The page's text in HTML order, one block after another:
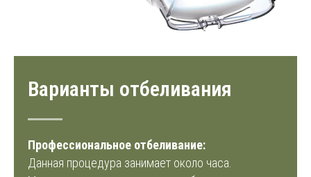
Варианты отбеливания
Профессиональное отбеливание:
Данная процедура занимает около часа.